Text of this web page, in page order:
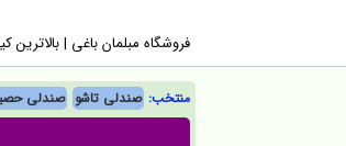
فروشگاه مبلمان باغی |‌
منتخب: صندلی تاشو صندلی